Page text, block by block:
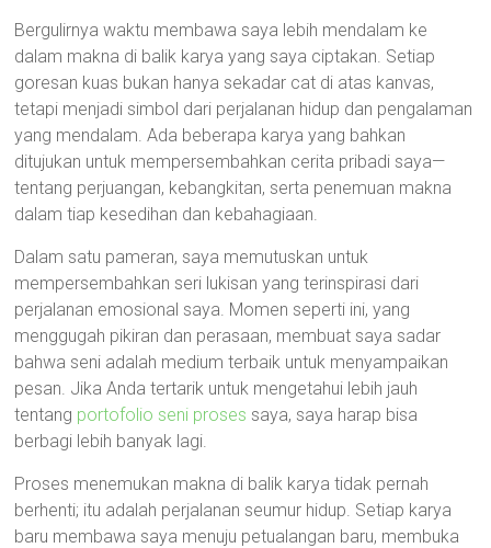
Bergulirnya waktu membawa saya lebih mendalam ke
dalam makna di balik karya yang saya ciptakan. Setiap
goresan kuas bukan hanya sekadar cat di atas kanvas,
tetapi menjadi simbol dari perjalanan hidup dan pengalaman
yang mendalam. Ada beberapa karya yang bahkan
ditujukan untuk mempersembahkan cerita pribadi saya—
tentang perjuangan, kebangkitan, serta penemuan makna
dalam tiap kesedihan dan kebahagiaan.
Dalam satu pameran, saya memutuskan untuk
mempersembahkan seri lukisan yang terinspirasi dari
perjalanan emosional saya. Momen seperti ini, yang
menggugah pikiran dan perasaan, membuat saya sadar
bahwa seni adalah medium terbaik untuk menyampaikan
pesan. Jika Anda tertarik untuk mengetahui lebih jauh
tentang portofolio seni proses saya, saya harap bisa
berbagi lebih banyak lagi.
Proses menemukan makna di balik karya tidak pernah
berhenti; itu adalah perjalanan seumur hidup. Setiap karya
baru membawa saya menuju petualangan baru, membuka